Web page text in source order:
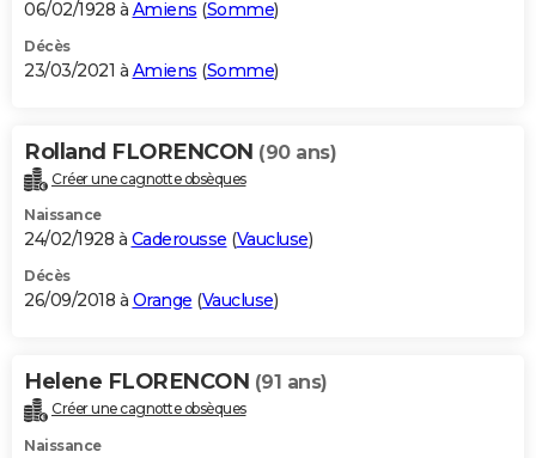
06/02/1928 à Amiens (Somme)
Décès
23/03/2021 à Amiens (Somme)
Rolland FLORENCON (90 ans)
Créer une cagnotte obsèques
Naissance
24/02/1928 à Caderousse (Vaucluse)
Décès
26/09/2018 à Orange (Vaucluse)
Helene FLORENCON (91 ans)
Créer une cagnotte obsèques
Naissance